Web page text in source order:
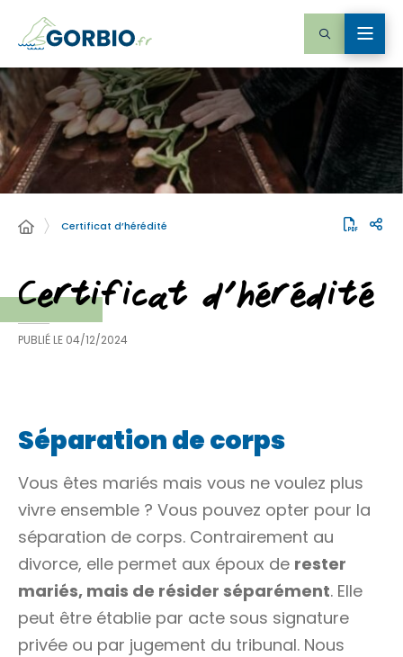
Certificat d’hérédité
Certificat d’hérédité
PUBLIÉ LE 04/12/2024
Séparation de corps
Vous êtes mariés mais vous ne voulez plus
vivre ensemble ? Vous pouvez opter pour la
séparation de corps. Contrairement au
divorce, elle permet aux époux de rester
mariés, mais de résider séparément. Elle
peut être établie par acte sous signature
privée ou par jugement du tribunal. Nous